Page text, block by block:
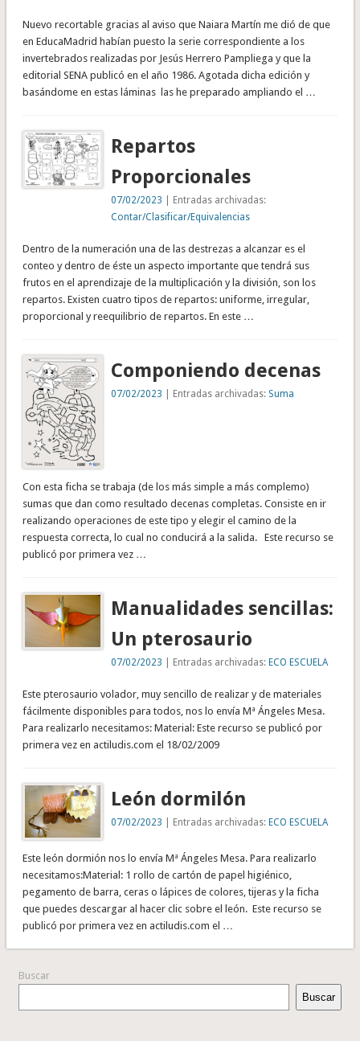
Nuevo recortable gracias al aviso que Naiara Martín me dió de que
en EducaMadrid habían puesto la serie correspondiente a los
invertebrados realizadas por Jesús Herrero Pampliega y que la
editorial SENA publicó en el año 1986. Agotada dicha edición y
basándome en estas láminas las he preparado ampliando el …
Repartos
Proporcionales
07/02/2023 | Entradas archivadas:
Contar/Clasificar/Equivalencias
Dentro de la numeración una de las destrezas a alcanzar es el
conteo y dentro de éste un aspecto importante que tendrá sus
frutos en el aprendizaje de la multiplicación y la división, son los
repartos. Existen cuatro tipos de repartos: uniforme, irregular,
proporcional y reequilibrio de repartos. En este …
Componiendo decenas
07/02/2023 | Entradas archivadas: Suma
Con esta ficha se trabaja (de los más simple a más complemo)
sumas que dan como resultado decenas completas. Consiste en ir
realizando operaciones de este tipo y elegir el camino de la
respuesta correcta, lo cual no conducirá a la salida. Este recurso se
publicó por primera vez …
Manualidades sencillas:
Un pterosaurio
07/02/2023 | Entradas archivadas:ECO ESCUELA
Este pterosaurio volador, muy sencillo de realizar y de materiales
fácilmente disponibles para todos, nos lo envía Mª Ángeles Mesa.
Para realizarlo necesitamos: Material: Este recurso se publicó por
primera vez en actiludis.com el 18/02/2009
León dormilón
07/02/2023 | Entradas archivadas:ECO ESCUELA
Este león dormión nos lo envía Mª Ángeles Mesa. Para realizarlo
necesitamos:Material: 1 rollo de cartón de papel higiénico,
pegamento de barra, ceras o lápices de colores, tijeras y la ficha
que puedes descargar al hacer clic sobre el león. Este recurso se
publicó por primera vez en actiludis.com el …
Buscar
Buscar